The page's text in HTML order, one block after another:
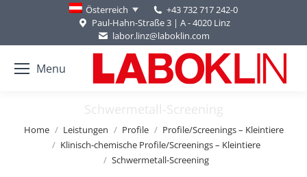
Österreich
+43 732 717 242-0
Paul-Hahn-Straße 3 | A - 4020 Linz
labor.linz@laboklin.com
Menu
Schwermetall-Screening
You are here:
Home Leistungen Profile
Profile/Screenings – Kleintiere
Klinisch-chemische Profile/Screenings – Kleintiere
Schwermetall-Screening